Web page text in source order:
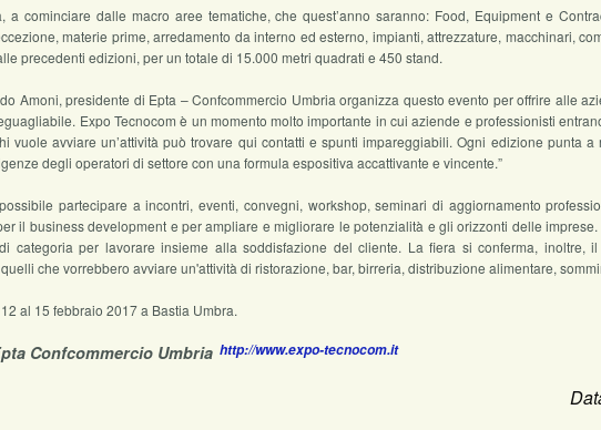
a cominciare dalle macro aree tematiche, che quest’anno saranno: Food, Equipment e
materie prime, arredamento da interno ed esterno, impianti, attrezzature, macchinari,
precedenti edizioni, per un totale di 15.000 metri quadrati e 450 stand.
Amoni, presidente di Epta – Confcommercio Umbria organizza questo evento per offrire alle
Expo Tecnocom è un momento molto importante in cui aziende e professionisti
vuole avviare un’attività può trovare qui contatti e spunti impareggiabili. Ogni edizione punta
degli operatori di settore con una formula espositiva accattivante e vincente.”
partecipare a incontri, eventi, convegni, workshop, seminari di aggiornamento
il business development e per ampliare e migliorare le potenzialità e gli orizzonti delle
categoria per lavorare insieme alla soddisfazione del cliente. La fiera si conferma, inoltre,
che vorrebbero avviare un'attività di ristorazione, bar, birreria, distribuzione alimentare,
al 15 febbraio 2017 a Bastia Umbra.
Confcommercio Umbria http://www.expo-tecnocom.it